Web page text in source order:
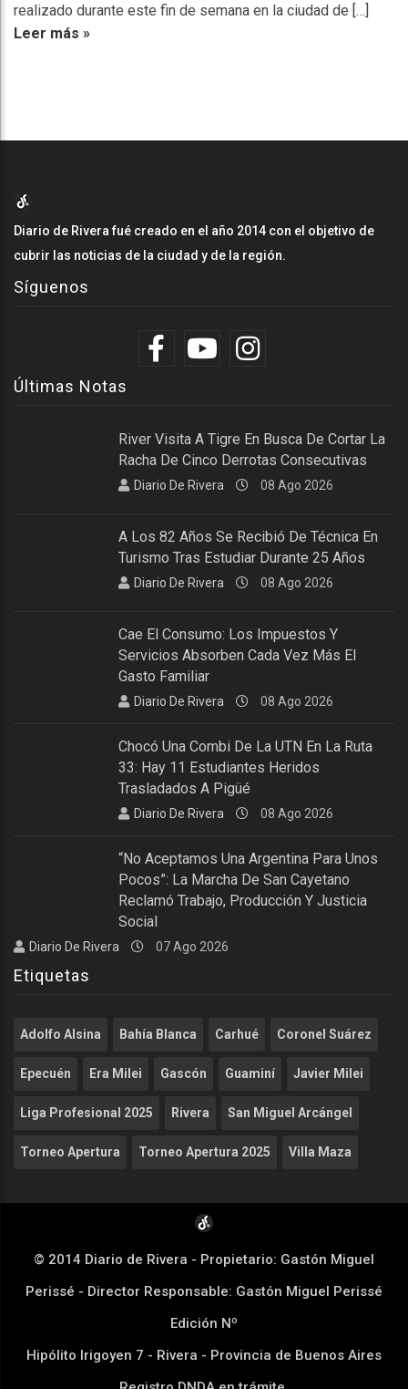
realizado durante este fin de semana en la ciudad de […]
Leer más »
Diario de Rivera fué creado en el año 2014 con el objetivo de
cubrir las noticias de la ciudad y de la región.
Síguenos
Últimas Notas
River Visita A Tigre En Busca De Cortar La
Racha De Cinco Derrotas Consecutivas
Diario De Rivera 08 Ago 2026
A Los 82 Años Se Recibió De Técnica En
Turismo Tras Estudiar Durante 25 Años
Diario De Rivera 08 Ago 2026
Cae El Consumo: Los Impuestos Y
Servicios Absorben Cada Vez Más El
Gasto Familiar
Diario De Rivera 08 Ago 2026
Chocó Una Combi De La UTN En La Ruta
33: Hay 11 Estudiantes Heridos
Trasladados A Pigüé
Diario De Rivera 08 Ago 2026
“No Aceptamos Una Argentina Para Unos
Pocos”: La Marcha De San Cayetano
Reclamó Trabajo, Producción Y Justicia
Social
Diario De Rivera 07 Ago 2026
Etiquetas
Adolfo Alsina Bahía Blanca Carhué Coronel Suárez
Epecuén Era Milei Gascón Guaminí Javier Milei
Liga Profesional 2025 Rivera San Miguel Arcángel
Torneo Apertura Torneo Apertura 2025 Villa Maza
© 2014 Diario de Rivera - Propietario: Gastón Miguel
Perissé - Director Responsable: Gastón Miguel Perissé
Edición Nº
Hipólito Irigoyen 7 - Rivera - Provincia de Buenos Aires